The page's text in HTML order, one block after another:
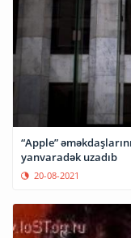
“Apple”
yanvaradək uzadıb
20-08-2021